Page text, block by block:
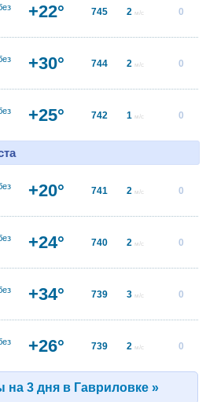
+22° 745 2 м/с 0
+30° 744 2 м/с 0
+25° 742 1 м/с 0
+20° 741 2 м/с 0
+24° 740 2 м/с 0
+34° 739 3 м/с 0
+26° 739 2 м/с 0
на 3 дня в Гавриловке »